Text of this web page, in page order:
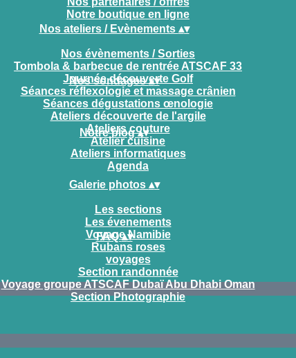
Notre boutique en ligne
Nos ateliers / Evènements ▴▾
Nos évènements / Sorties
Tombola & barbecue de rentrée ATSCAF 33
Journée découverte Golf
Séances réflexologie et massage crânien
Séances dégustations œnologie
Ateliers découverte de l'argile
Ateliers couture
Atelier cuisine
Ateliers informatiques
Agenda
Nos sondages▴▾
Notre blog▴▾
Galerie photos ▴▾
Les sections
Les évenements
Voyage Namibie
Rubans roses
voyages
Section randonnée
Voyage groupe ATSCAF Dubaï Abu Dhabi Oman
Section Photographie
FAQ▴▾